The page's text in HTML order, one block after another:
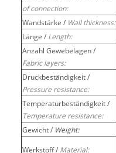
of connection:
Wandstärke / Wall thickness:
Länge / Length:
Anzahl Gewebelagen /
Fabric layers:
Druckbeständigkeit /
Pressure resistance:
Temperaturbeständigkeit /
Temperature resistance:
Gewicht / Weight:
Werkstoff / Material: